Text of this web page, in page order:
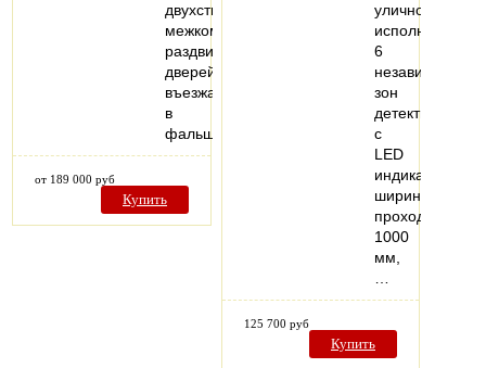
двухстворчатых
межкомнатных
раздвижных
дверей,
въезжающих
в
фальшстену..
от 189 000 руб
Купить
уличного
исполнения,
6
независимых
зон
с
LED
индикацией,
ширина
прохода
1000
мм,
125 700 руб
Купить